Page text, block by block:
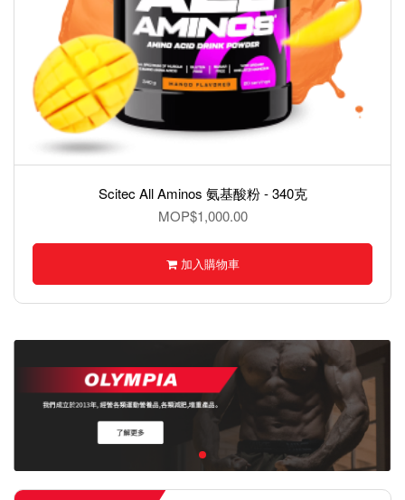
BMXX Ashwagandha – KSM-66®,南非醉茄 60 Capsules
MOP$1,000.00
加入購物車